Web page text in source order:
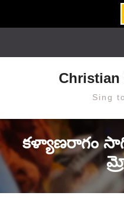
Sing
కళ్యాణరాగం